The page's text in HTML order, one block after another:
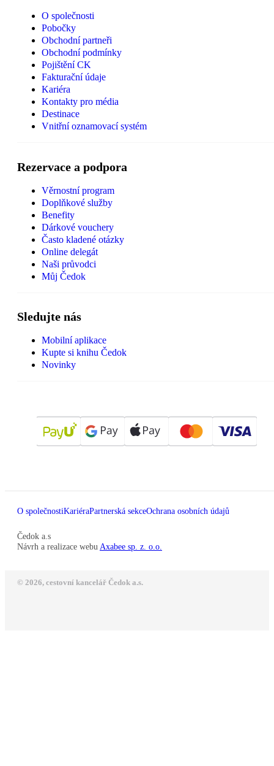
O společnosti
Pobočky
Obchodní partneři
Obchodní podmínky
Pojištění CK
Fakturační údaje
Kariéra
Kontakty pro média
Destinace
Vnitřní oznamovací systém
Rezervace a podpora
Věrnostní program
Doplňkové služby
Benefity
Dárkové vouchery
Často kladené otázky
Online delegát
Naši průvodci
Můj Čedok
Sledujte nás
Mobilní aplikace
Kupte si knihu Čedok
Novinky
O společnostiKariéraPartnerská sekceOchrana osobních údajů
Čedok a.s
Návrh a realizace webu Axabee sp. z. o.o.
© 2026, cestovní kancelář Čedok a.s.